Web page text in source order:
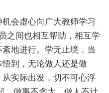
会虚心向广大教师学习
之间也相互帮助，相互学
地进行。学无止境，当
到，无论做人还是做
实际出发，切不可心浮